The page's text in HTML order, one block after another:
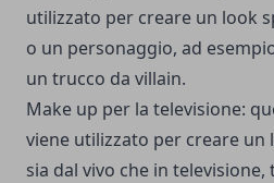
utilizzato per creare un look
o un personaggio, ad
un trucco da villain.
Make up per la televisione:
viene utilizzato per creare un
sia dal vivo che in